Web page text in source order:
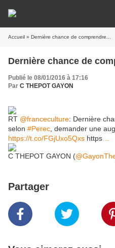
Accueil » Dernière chance de comprendre...
Dernière chance de
Publié le 08/01/2016 à 17:16
Par C THEPOT GAYON
RT @franceculture: Dernière
selon #Perec , demander une
https://t.co/FGjUxo5Qxs https
C THEPOT GAYON (
Partager